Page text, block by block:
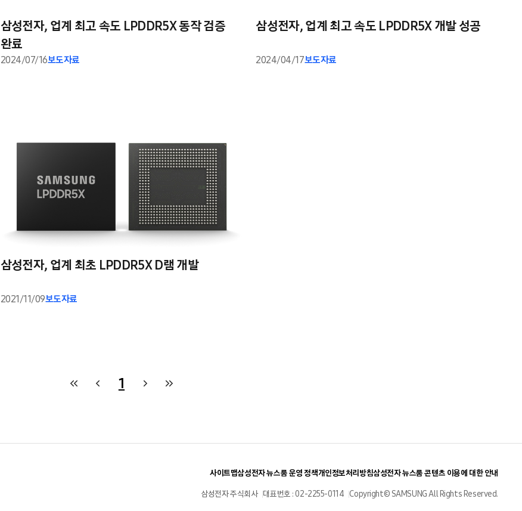
삼성전자, 업계 최고 속도 LPDDR5X 동작 검증
완료
2024/07/16보도자료
삼성전자, 업계 최고 속도 LPDDR5X 개발 성공
2024/04/17보도자료
삼성전자, 업계 최초 LPDDR5X D램 개발
2021/11/09보도자료
1
사이트맵삼성전자 뉴스룸 운영 정책개인정보처리방침삼성전자 뉴스룸 콘텐츠 이용에 대한 안내
삼성전자 주식회사 대표번호 : 02-2255-0114 Copyright© SAMSUNG All Rights Reserved.